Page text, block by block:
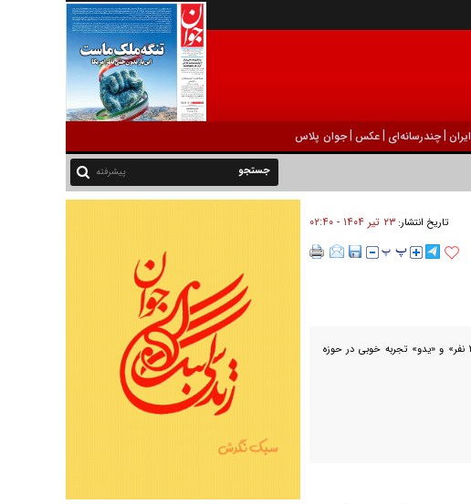
ايران |چندرسانه‌ای |عکس |جوان پلاس
پیشرفته
تاریخ انتشار:۲۳ تير ۱۴۰۴ - ۰۲:۴۰
مهدی جعفری که با ساخت فیلم پرمخاطب «۲۳ نفر» و «یدو» تجربه خوبی در حوزه